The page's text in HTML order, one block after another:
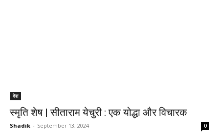
देश
स्मृति शेष | सीताराम येचुरी : एक योद्धा और विचारक
Shadik - September 13, 2024 0